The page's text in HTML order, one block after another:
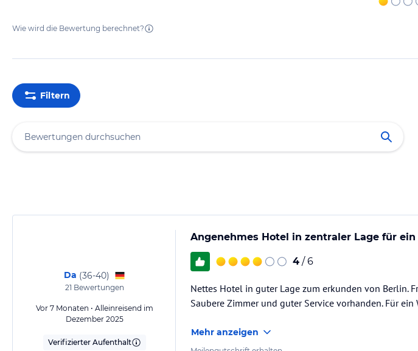
Wie wird die Bewertung berechnet?
Filtern
Da (36-40)
21 Bewertungen
Vor 7 Monaten • Alleinreisend im
Dezember 2025
Verifizierter Aufenthalt
Angenehmes Hotel in zentraler Lage für
4 / 6
Nettes Hotel in guter Lage zum erkunden von Berlin.
Saubere Zimmer und guter Service vorhanden. Für
Mehr anzeigen